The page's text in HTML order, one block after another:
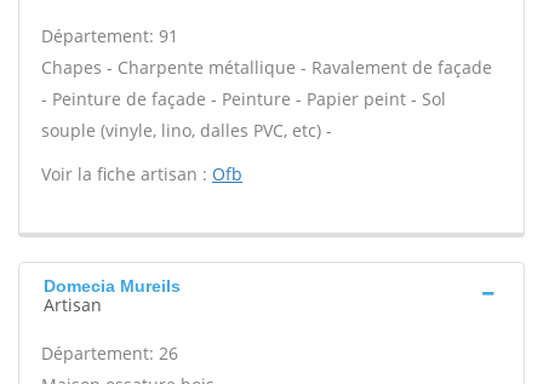
Département: 91
Chapes - Charpente métallique - Ravalement de façade
- Peinture de façade - Peinture - Papier peint - Sol
souple (vinyle, lino, dalles PVC, etc) -
Voir la fiche artisan : Ofb
Domecia Mureils
Artisan
Département: 26